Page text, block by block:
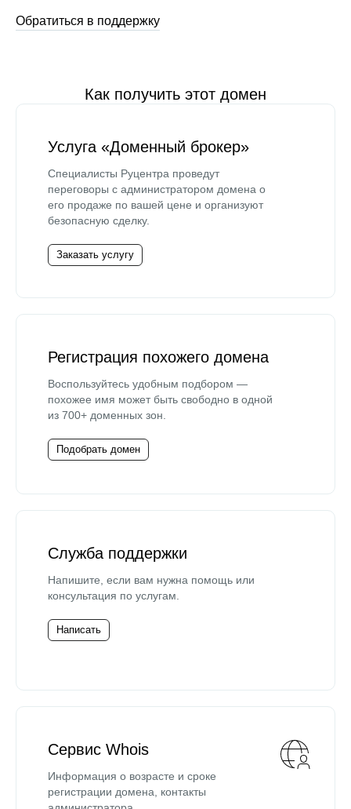
Обратиться в поддержку
Как получить этот домен
Услуга «Доменный брокер»
Специалисты Руцентра проведут
переговоры с администратором домена о
его продаже по вашей цене и организуют
безопасную сделку.
Заказать услугу
Регистрация похожего домена
Воспользуйтесь удобным подбором —
похожее имя может быть свободно в одной
из 700+ доменных зон.
Подобрать домен
Служба поддержки
Напишите, если вам нужна помощь или
консультация по услугам.
Написать
Сервис Whois
Информация о возрасте и сроке
регистрации домена, контакты